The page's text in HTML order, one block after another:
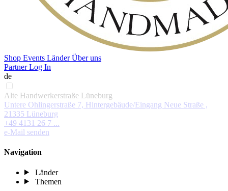
Shop Events LänderÜber uns
Partner Log In
de
Alte Handwerkerstraße Lüneburg
Untere Ohlingerstraße 7, Hintergebäude/Eingang Neue Straße ,
21335 Lüneburg
+49 4131 26 7 ...
e-Mail senden
Navigation
Länder
Themen